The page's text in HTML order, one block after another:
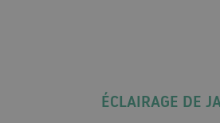
ÉCLAIRAGE DE